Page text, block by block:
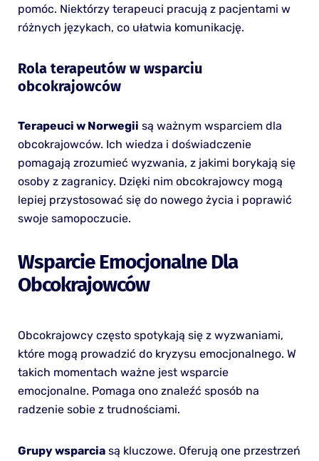
pomóc. Niektórzy terapeuci pracują z pacjentami w
różnych językach, co ułatwia komunikację.
Rola terapeutów w wsparciu
obcokrajowców
Terapeuci w Norwegii są ważnym wsparciem dla
obcokrajowców. Ich wiedza i doświadczenie
pomagają zrozumieć wyzwania, z jakimi borykają się
osoby z zagranicy. Dzięki nim obcokrajowcy mogą
lepiej przystosować się do nowego życia i poprawić
swoje samopoczucie.
Wsparcie Emocjonalne Dla
Obcokrajowców
Obcokrajowcy często spotykają się z wyzwaniami,
które mogą prowadzić do kryzysu emocjonalnego. W
takich momentach ważne jest wsparcie
emocjonalne. Pomaga ono znaleźć sposób na
radzenie sobie z trudnościami.
Grupy wsparciasą kluczowe. Oferują one przestrzeń